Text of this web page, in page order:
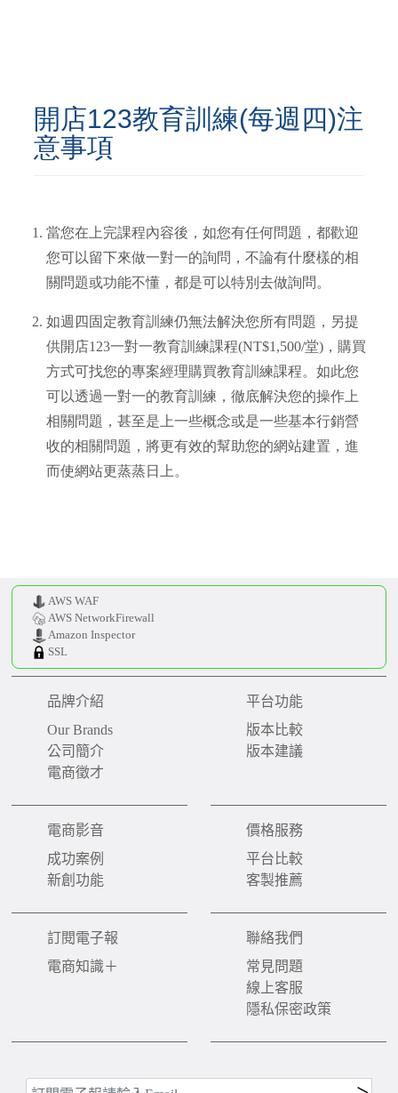
AWS WAF
AWS NetworkFirewall
Amazon Inspector
SSL
品牌介紹
Our Brands
公司簡介
電商徵才
平台功能
版本比較
版本建議
電商影音
成功案例
新創功能
價格服務
平台比較
客製推薦
訂閱電子報
電商知識＋
聯絡我們
常見問題
線上客服
隱私保密政策